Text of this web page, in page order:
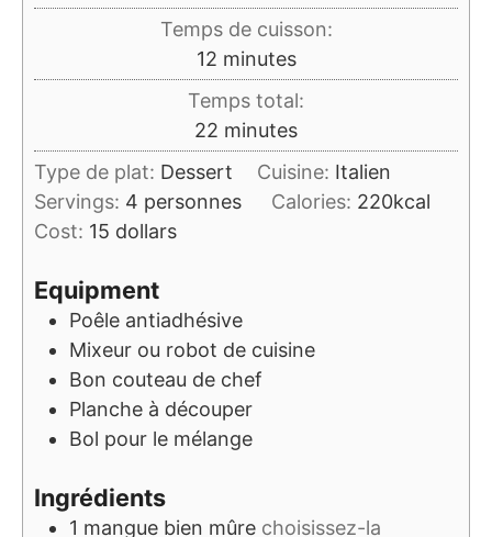
Temps de cuisson:
12minutes
minutes
Temps total:
22 minutes
minutes
Type de plat: Dessert Cuisine: Italien
Servings: 4 personnes Calories: 220kcal
Cost: 15 dollars
Equipment
Poêle antiadhésive
Mixeur ou robot de cuisine
Bon couteau de chef
Planche à découper
Bol pour le mélange
Ingrédients
1 mangue bien mûre choisissez-la